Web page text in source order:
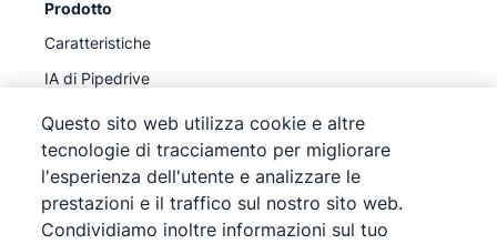
Prodotto
Caratteristiche
IA di Pipedrive
Prezzi
Integrazioni
API
MCP
Questo sito web utilizza cookie e altre
tecnologie di tracciamento per migliorare
l'esperienza dell'utente e analizzare le
prestazioni e il traffico sul nostro sito web.
Condividiamo inoltre informazioni sul tuo